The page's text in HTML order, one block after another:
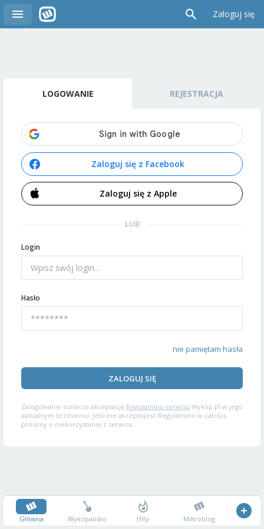
Zaloguj się
LOGOWANIE REJESTRACJA
Zaloguj się z Facebook
Zaloguj się z Apple
LUB
Login
Hasło
nie pamiętam hasła
ZALOGUJ SIĘ
Zalogowanie oznacza akceptację Regulaminu serwisu Wykop.pl w jego
aktualnym brzmieniu. Jeśli nie akceptujesz Regulaminu w całości,
prosimy o niekorzystanie z serwisu.
Główna Wykopalisko Hity Mikroblog